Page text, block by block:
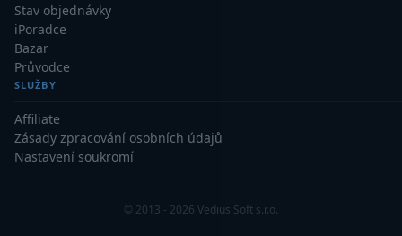
Adaptéry projekční
Adaptéry T2
Filtry L-RGB7
10
Stav objednávky
iPoradce
Bazar
Průvodce
SLUŽBY
Affiliate
Zásady zpracování osobních údajů
Nastavení soukromí
© 2013 - 2026 Vedius Soft s.r.o.